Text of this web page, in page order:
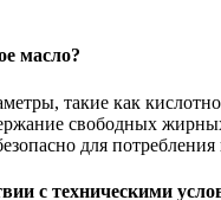
масло?
такие как
свободных
для потребления
с техническими